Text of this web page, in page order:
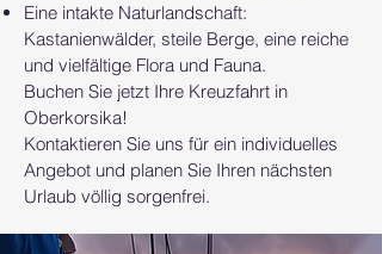
Eine intakte Naturlandschaft:
Kastanienwälder, steile Berge, eine reiche
und vielfältige Flora und Fauna.
Buchen Sie jetzt Ihre Kreuzfahrt in
Oberkorsika!
Kontaktieren Sie uns für ein individuelles
Angebot und planen Sie Ihren nächsten
Urlaub völlig sorgenfrei.